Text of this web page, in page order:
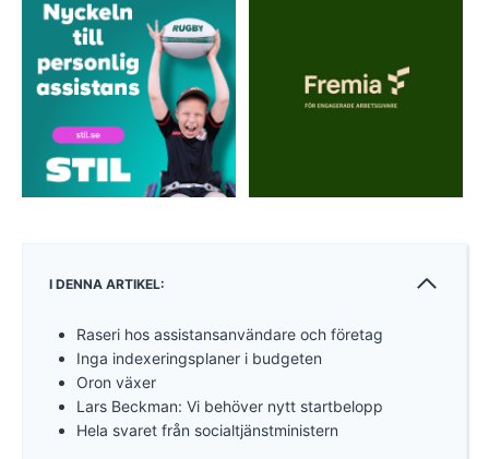
I DENNA ARTIKEL:
Raseri hos assistansanvändare och företag
Inga indexeringsplaner i budgeten
Oron växer
Lars Beckman: Vi behöver nytt startbelopp
Hela svaret från socialtjänstministern